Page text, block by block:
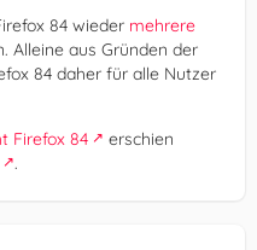
84 wieder mehrere
Alleine aus Gründen der
84 daher für alle Nutzer
Firefox 84
erschien
.